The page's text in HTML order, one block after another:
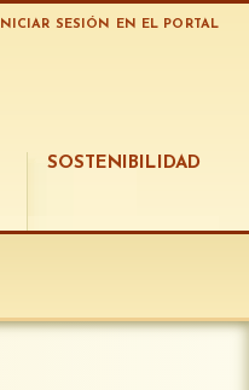
INICIAR SESIÓN EN EL PORTAL
SOSTENIBILIDAD